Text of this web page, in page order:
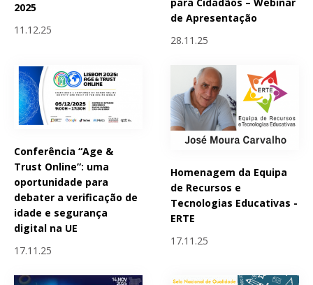
2025
11.12.25
de Apresentação
28.11.25
Conferência “Age &
Trust Online”: uma
oportunidade para
debater a verificação de
idade e segurança
digital na UE
17.11.25
Homenagem da Equipa
de Recursos e
Tecnologias Educativas -
ERTE
17.11.25